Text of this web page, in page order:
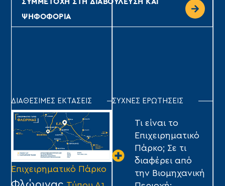
ΣΥΜΜΕΤΟΧΗ ΣΤΗ ΔΙΑΒΟΥΛΕΥΣΗ ΚΑΙ
ΨΗΦΟΦΟΡΙΑ
ΔΙΑΘΕΣΙΜΕΣ ΕΚΤΑΣΕΙΣ
Επιχειρηματικό Πάρκο Επιχειρηματικό Πάρκο
ΣΥΧΝΕΣ ΕΡΩΤΗΣΕΙΣ
Τι είναι το
Επιχειρηματικό
Πάρκο; Σε τι
διαφέρει από
την Βιομηχανική